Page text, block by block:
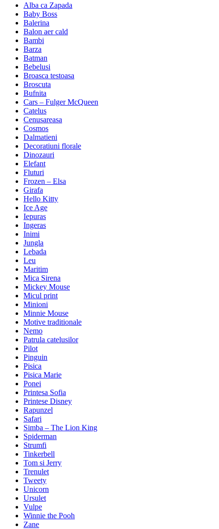
Alba ca Zapada
Baby Boss
Balerina
Balon aer cald
Bambi
Barza
Batman
Bebelusi
Broasca testoasa
Broscuta
Bufnita
Cars – Fulger McQueen
Catelus
Cenusareasa
Cosmos
Dalmatieni
Decoratiuni florale
Dinozauri
Elefant
Fluturi
Frozen – Elsa
Girafa
Hello Kitty
Ice Age
Iepuras
Ingeras
Inimi
Jungla
Lebada
Leu
Maritim
Mica Sirena
Mickey Mouse
Micul print
Minioni
Minnie Mouse
Motive traditionale
Nemo
Patrula catelusilor
Pilot
Pinguin
Pisica
Pisica Marie
Ponei
Printesa Sofia
Printese Disney
Rapunzel
Safari
Simba – The Lion King
Spiderman
Strumfi
Tinkerbell
Tom si Jerry
Trenulet
Tweety
Unicorn
Ursulet
Vulpe
Winnie the Pooh
Zane